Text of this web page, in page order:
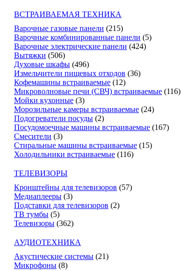
ВСТРАИВАЕМАЯ ТЕХНИКА
Варочные газовые панели (215)
Варочные комбинированные панели (5)
Варочные электрические панели (424)
Вытяжки (506)
Духовые шкафы (496)
Измельчители пищевых отходов (36)
Кофемашины встраиваемые (12)
Микроволновые печи (СВЧ) встраиваемые (116)
Мойки кухонные (3)
Морозильные камеры встраиваемые (24)
Подогреватели посуды (2)
Посудомоечные машины встраиваемые (167)
Смесители (3)
Стиральные машины встраиваемые (15)
Холодильники встраиваемые (116)
ТЕЛЕВИЗОРЫ
Кронштейны для телевизоров (57)
Медиаплееры (3)
Подставки для телевизоров (2)
ТВ тумбы (5)
Телевизоры (362)
АУДИОТЕХНИКА
Акустические системы (21)
Микрофоны (8)